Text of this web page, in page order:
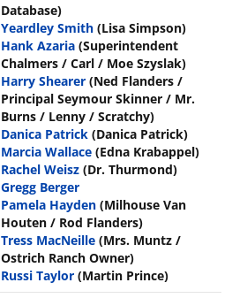
Database)
Yeardley Smith (Lisa Simpson)
Hank Azaria (Superintendent
Chalmers / Carl / Moe Szyslak)
Harry Shearer (Ned Flanders /
Principal Seymour Skinner / Mr.
Burns / Lenny / Scratchy)
Danica Patrick (Danica Patrick)
Marcia Wallace (Edna Krabappel)
Rachel Weisz (Dr. Thurmond)
Gregg Berger
Pamela Hayden (Milhouse Van
Houten / Rod Flanders)
Tress MacNeille (Mrs. Muntz /
Ostrich Ranch Owner)
Russi Taylor (Martin Prince)